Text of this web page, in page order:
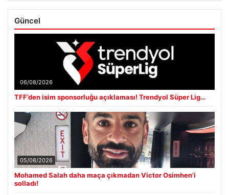
Güncel
06/08/2026
TFF’den isim sponsorluğu açıklaması! Trendyol Süper Lig…
05/08/2026
Mohamed Salah daha maça çıkmadan Victor Osimhen’i
solladı!